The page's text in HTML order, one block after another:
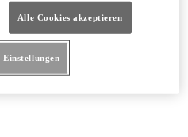
Alle Cookies akzeptieren
Einstellungen